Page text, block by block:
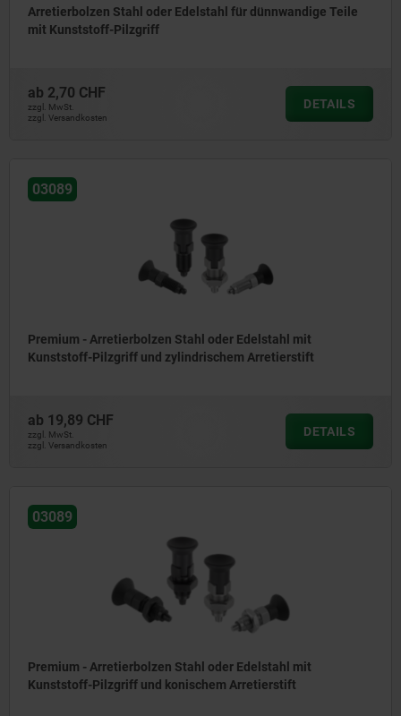
Arretierbolzen Stahl oder Edelstahl für dünnwandige Teile
mit Kunststoff-Pilzgriff
ab 2,70 CHF
zzgl. MwSt.
zzgl. Versandkosten
DETAILS
03089
Premium - Arretierbolzen Stahl oder Edelstahl mit
Kunststoff-Pilzgriff und zylindrischem Arretierstift
ab 19,89 CHF
zzgl. MwSt.
zzgl. Versandkosten
DETAILS
03089
Premium - Arretierbolzen Stahl oder Edelstahl mit
Kunststoff-Pilzgriff und konischem Arretierstift